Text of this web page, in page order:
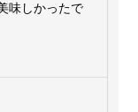
味しかったで